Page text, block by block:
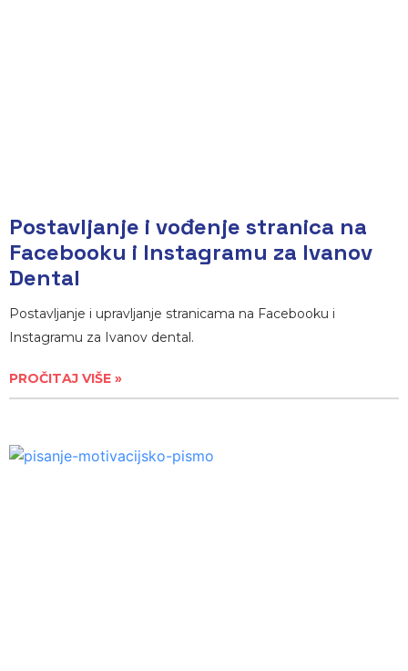
Postavljanje i vođenje stranica na
Facebooku i Instagramu za Ivanov
Dental
Postavljanje i upravljanje stranicama na Facebooku i
Instagramu za Ivanov dental.
PROČITAJ VIŠE »